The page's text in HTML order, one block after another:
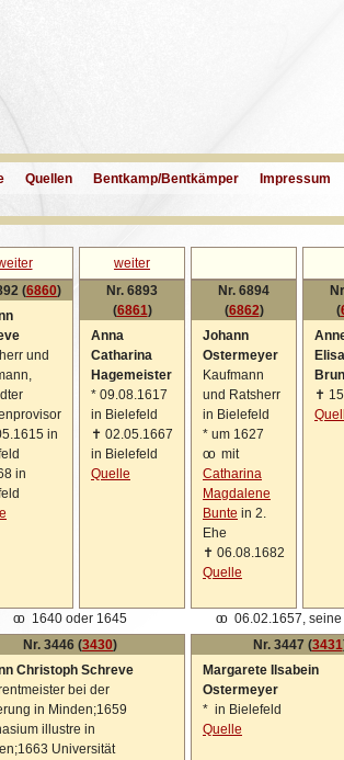
Quellen Bentkamp/Bentkämper Impressum
weiter
(6860)
und
in
in
Nr. 6893
(6861)
Anna
Catharina
Hagemeister
* 09.08.1617
in Bielefeld
✝ 02.05.1667
in Bielefeld
Quelle
Nr. 6894
(6862)
Johann
Ostermeyer
Kaufmann
und Ratsherr
in Bielefeld
* um 1627
oo mit
Catharina
Magdalene
Bunte in 2.
Ehe
✝ 06.08.1682
Quelle
(
✝
oo 1640 oder 1645 oo 06.02.1657, seine
Nr. 3446 (3430)
Christoph Schreve
bei der
in Minden;1659
illustre in
Universität
Nr. 3447 (3431
Margarete Ilsabein
Ostermeyer
* in Bielefeld
Quelle